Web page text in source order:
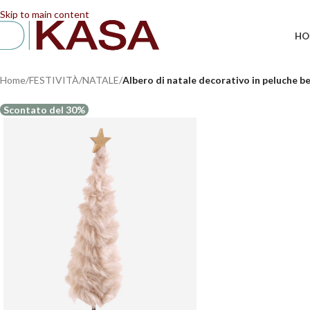
Skip to main content
Home/FESTIVITÀ/NATALE/Albero di natale decorativo in peluche
Scontato del 30%